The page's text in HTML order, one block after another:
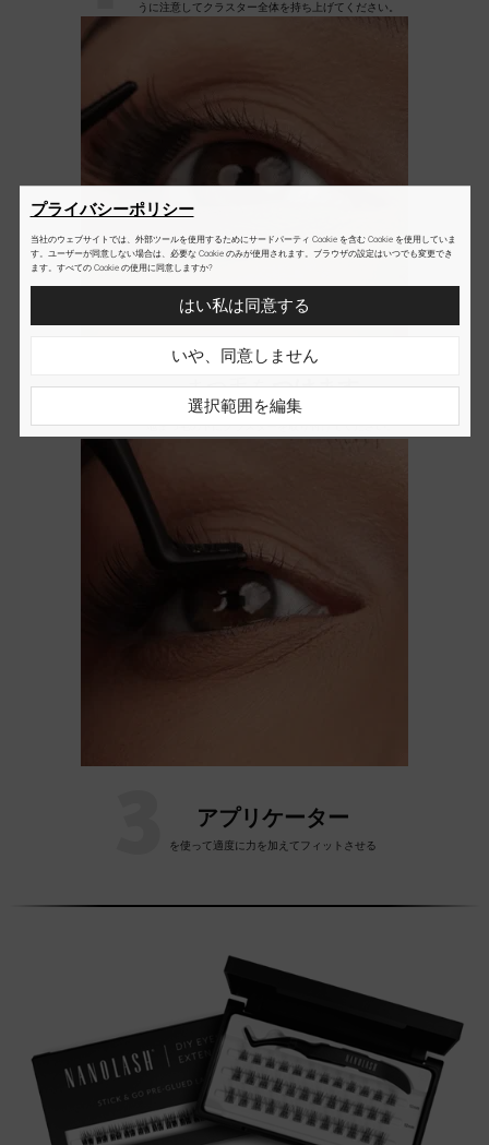
うに注意してクラスター全体を持ち上げてください。
2 まつ毛をつけます
ウォーターラインから2MMの距離を保って、ご自身の
地まつ毛の下にクラスターを取り付けてください。
アプリケーター
を使って適度に力を加えてフィットさせる
プライバシーポリシー
当社のウェブサイトでは、外部ツールを使用するためにサードパーティ Cookie を含む Cookie を使用していま
す。ユーザーが同意しない場合は、必要な Cookie のみが使用されます。ブラウザの設定はいつでも変更でき
ます。すべての Cookie の使用に同意しますか?
はい私は同意する
いや、同意しません
選択範囲を編集